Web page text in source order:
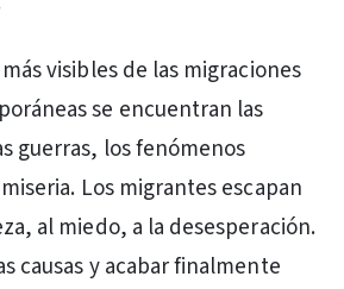
visibles de las migraciones
se encuentran las
guerras, los fenómenos
Los migrantes escapan
al miedo, a la desesperación.
causas y acabar finalmente